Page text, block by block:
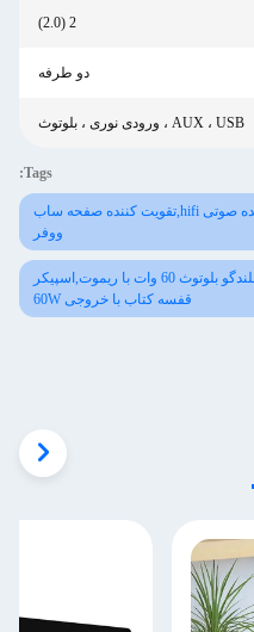
2 (2.0)
دو طرفه
AUX ، USB ، ورودی نوری ، بلوتوث
Tags:
تقویت کننده استریو یکپارچه,تقویت کننده صوتی hifi,تقویت کننده صفحه ساب
ووفر
اسپیکر قفسه کتاب بلوتوث با ریموت,بلندگو بلوتوث 60 وات با ريموت,اسپیکر
قفسه کتاب با خروجی 60W